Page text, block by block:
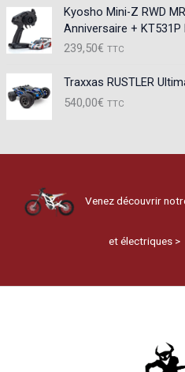
Kyosho Mini-Z RWD
Anniversaire + KT531P
239,50€ TTC
Traxxas RUSTLER
540,00€ TTC
Venez découvrir
et électriques >